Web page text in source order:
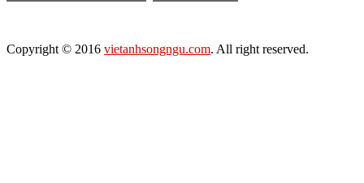
Copyright © 2016 vietanhsongngu.com. All right reserved.